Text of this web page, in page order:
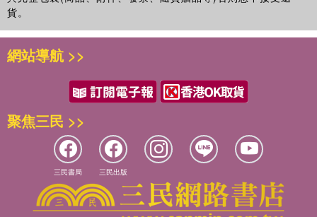
貨。
網站導航 >>
聚焦三民 >>
三民書局 三民出版